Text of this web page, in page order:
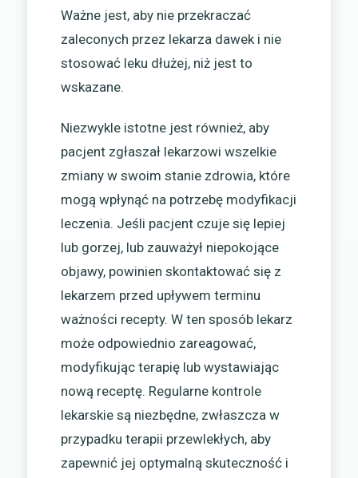
Ważne jest, aby nie przekraczać
zaleconych przez lekarza dawek i nie
stosować leku dłużej, niż jest to
wskazane.
Niezwykle istotne jest również, aby
pacjent zgłaszał lekarzowi wszelkie
zmiany w swoim stanie zdrowia, które
mogą wpłynąć na potrzebę modyfikacji
leczenia. Jeśli pacjent czuje się lepiej
lub gorzej, lub zauważył niepokojące
objawy, powinien skontaktować się z
lekarzem przed upływem terminu
ważności recepty. W ten sposób lekarz
może odpowiednio zareagować,
modyfikując terapię lub wystawiając
nową receptę. Regularne kontrole
lekarskie są niezbędne, zwłaszcza w
przypadku terapii przewlekłych, aby
zapewnić jej optymalną skuteczność i